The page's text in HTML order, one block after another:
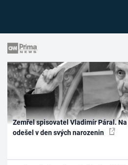
Zemřel spisovatel Vladimír Páral.
odešel v den svých narozenin